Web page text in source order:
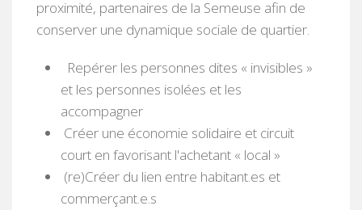
proximité, partenaires de la Semeuse afin de
conserver une dynamique sociale de quartier.
Repérer les personnes dites « invisibles »
et les personnes isolées et les
accompagner
Créer une économie solidaire et circuit
court en favorisant l'achetant « local »
(re)Créer du lien entre habitant.es et
commerçant.e.s